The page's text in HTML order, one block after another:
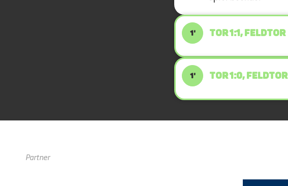
1' TOR 1:1, FELDTOR
1' TOR 1:0, FELDTOR
Partner